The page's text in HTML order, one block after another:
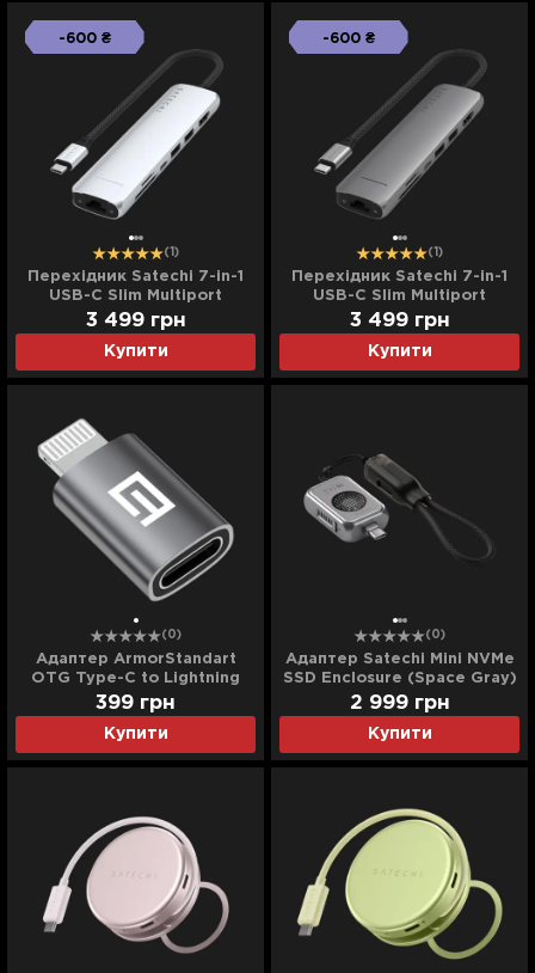
-600 ₴
(1)
Перехідник Satechi 7-in-1
USB-C Slim Multiport
Adapter 4K with Ethernet
(Silver)
Купити
3 499 грн
-600 ₴
(1)
Перехідник Satechi 7-in-1
USB-C Slim Multiport
Adapter 4K with Ethernet
(Space Gray)
Купити
3 499 грн
(0)
Адаптер ArmorStandart
OTG Type-C to Lightning
(ARM79618) (Black)
Купити
399 грн
(0)
Адаптер Satechi Mini NVMe
SSD Enclosure (Space Gray)
(ST-E2230M)
Купити
2 999 грн